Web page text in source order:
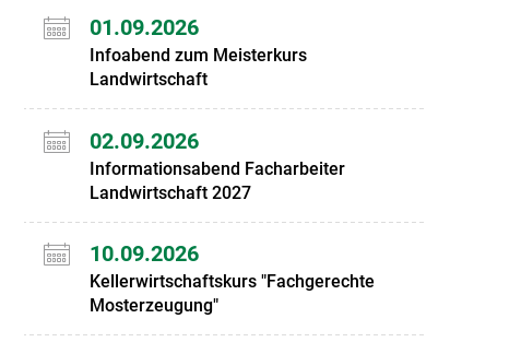
01.09.2026
Infoabend zum Meisterkurs
Landwirtschaft
02.09.2026
Informationsabend Facharbeiter
Landwirtschaft 2027
10.09.2026
Kellerwirtschaftskurs "Fachgerechte
Mosterzeugung"